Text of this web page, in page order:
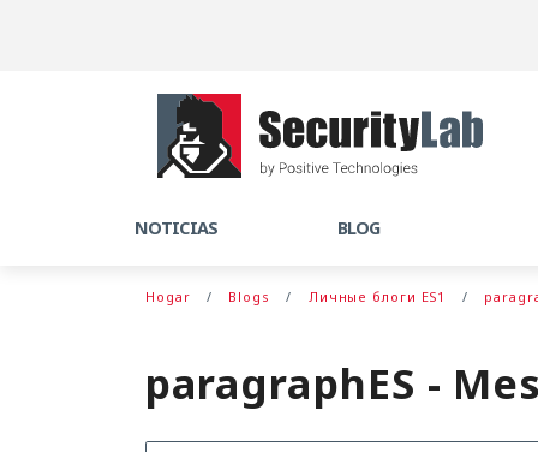
NOTICIAS BLOG
Hogar Blogs Личные блоги ES1
paragraphES -